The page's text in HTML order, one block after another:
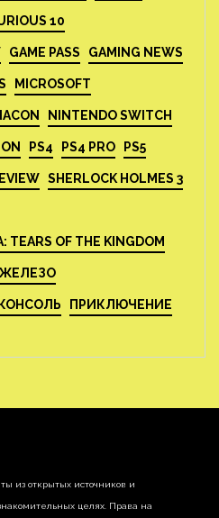
10
GAME PASS GAMING NEWS
MICROSOFT
NINTENDO SWITCH
PS4 PS4 PRO PS5
SHERLOCK HOLMES 3
TEARS OF THE KINGDOM
ЖЕЛЕЗО
КОНСОЛЬ ПРИКЛЮЧЕНИЕ
из открытых источников и
целях. Права на